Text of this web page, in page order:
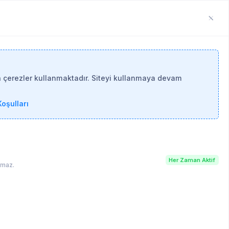
kullanmaktadır. Siteyi kullanmaya devam
Her Zaman Aktif